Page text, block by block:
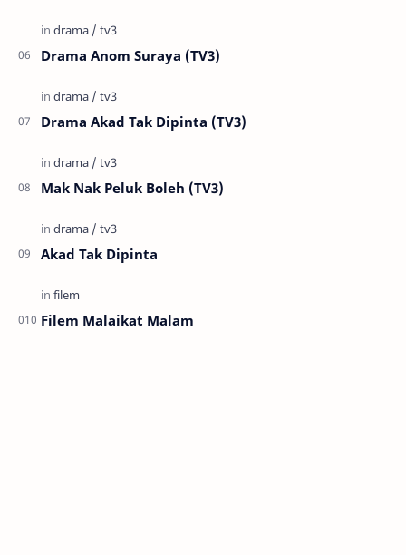
Drama Anom Suraya (TV3)
Drama Akad Tak Dipinta (TV3)
Mak Nak Peluk Boleh (TV3)
Akad Tak Dipinta
Filem Malaikat Malam